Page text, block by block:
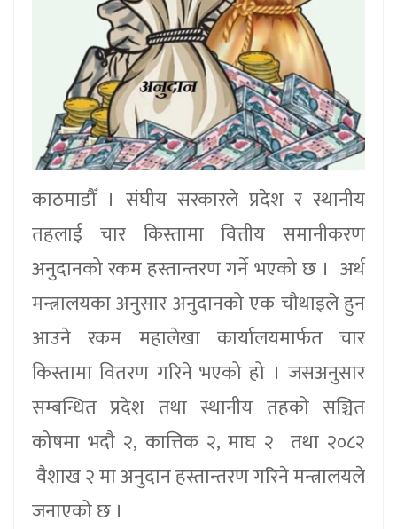
काठमाडौँ । संघीय सरकारले प्रदेश र स्थानीय
तहलाई चार किस्तामा वित्तीय समानीकरण
अनुदानको रकम हस्तान्तरण गर्ने भएको छ । अर्थ
मन्त्रालयका अनुसार अनुदानको एक चौथाइले हुन
आउने रकम महालेखा कार्यालयमार्फत चार
किस्तामा वितरण गरिने भएको हो । जसअनुसार
सम्बन्धित प्रदेश तथा स्थानीय तहको सञ्चित
कोषमा भदौ २, कात्तिक २, माघ २ तथा २०८२
वैशाख २ मा अनुदान हस्तान्तरण गरिने मन्त्रालयले
जनाएको छ ।